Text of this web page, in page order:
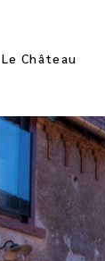
Le Château
Les Espaces
Les Chambres